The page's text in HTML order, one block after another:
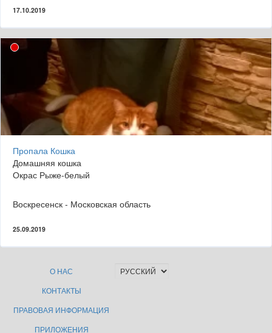
17.10.2019
Пропала Кошка
Домашняя кошка
Окрас Рыже-белый
Воскресенск - Московская область
25.09.2019
О НАС
КОНТАКТЫ
ПРАВОВАЯ ИНФОРМАЦИЯ
ПРИЛОЖЕНИЯ